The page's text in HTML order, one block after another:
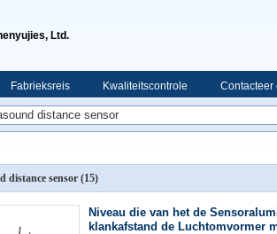
Ltd.
Fabrieksreis Kwaliteitscontrole Contacteer
distance sensor (15)
Niveau die van het de
klankafstand de Luchtomvormer